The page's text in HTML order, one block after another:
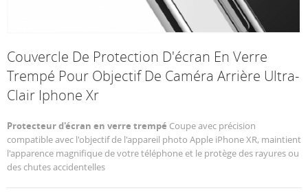
Couvercle De Protection D'écran En Verre
Trempé Pour Objectif De Caméra Arrière Ultra-
Clair Iphone Xr
Protecteur d'écran en verre trempé Coupe avec précision
compatible avec l'objectif de l'appareil photo Apple iPhone XR, maintient
l'apparence magnifique de votre téléphone et le protège des rayures ou
des chutes accidentelles